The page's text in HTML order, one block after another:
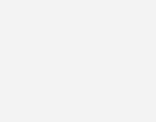
den Auftraggeber eines barrierefreien
Doch das passende
lassen. Der Ball ist nämlich nur ein